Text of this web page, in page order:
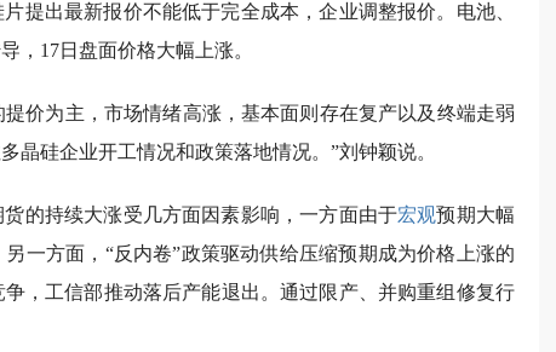
提出最新报价不能低于完全成本，企业调整报价。电池、
，17日盘面价格大幅上涨。
价为主，市场情绪高涨，基本面则存在复产以及终端走弱
晶硅企业开工情况和政策落地情况。”刘钟颖说。
的持续大涨受几方面因素影响，一方面由于宏观预期大幅
一方面，“反内卷”政策驱动供给压缩预期成为价格上涨的
，工信部推动落后产能退出。通过限产、并购重组修复行